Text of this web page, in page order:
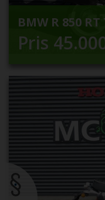
BMW R 850
Pris